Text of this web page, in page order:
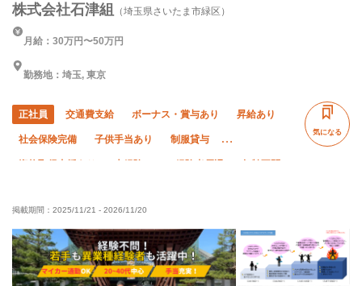
株式会社石津組 （埼玉県さいたま市緑区）
月給：30万円〜50万円
勤務地：埼玉, 東京
正社員 交通費支給 ボーナス・賞与あり 昇給あり
社会保険完備 子供手当あり 制服貸与
資格取得支援あり 未経験OK 経験者優遇 年齢不問
土日休み
気になる
掲載期間： 2025/11/21 - 2026/11/20